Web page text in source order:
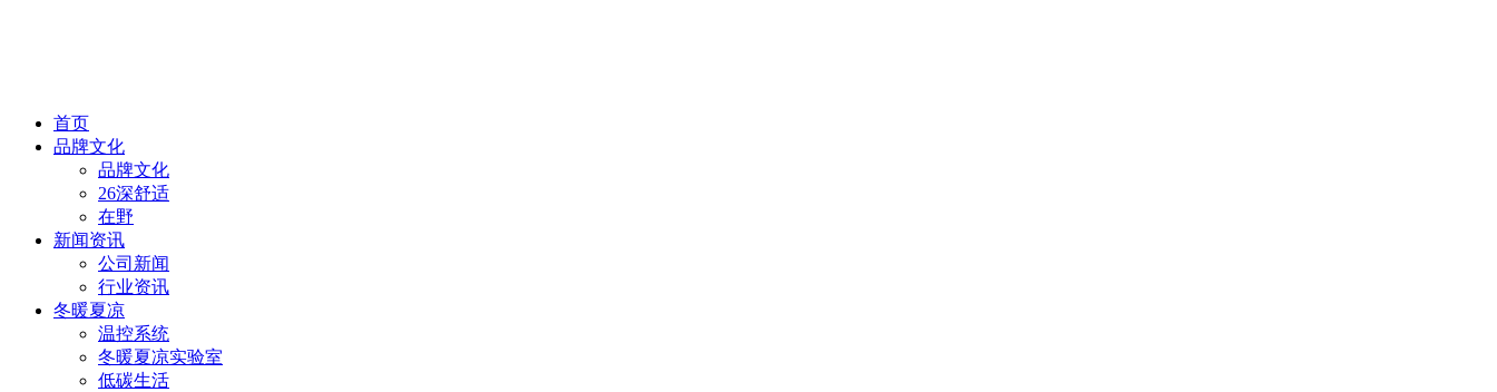
首页
品牌文化
品牌文化
26深舒适
在野
新闻资讯
公司新闻
行业资讯
冬暖夏凉
温控系统
冬暖夏凉实验室
低碳生活